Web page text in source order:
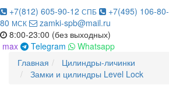
+7(812) 605-90-12 СПБ
+7(495) 106-80-
80 МСК
zamki-spb@mail.ru
8:00-23:00 (без выходных)
max
Telegram
Whatsapp
Главная
Цилиндры-личинки
Замки и цилиндры Level Lock